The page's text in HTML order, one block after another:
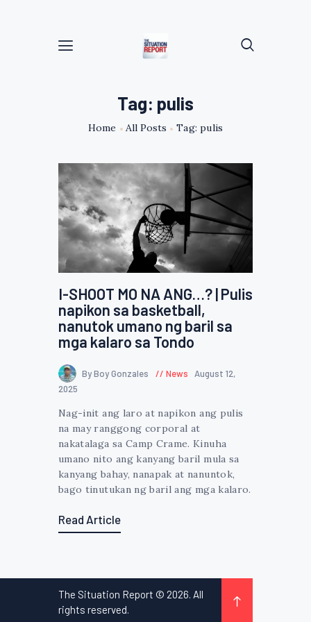
Tag: pulis
Home All Posts Tag: pulis
I-SHOOT MO NA ANG…? | Pulis
napikon sa basketball,
nanutok umano ng baril sa
mga kalaro sa Tondo
By Boy Gonzales News
August 12,
2025
Nag-init ang laro at napikon ang pulis
na may ranggong corporal at
nakatalaga sa Camp Crame. Kinuha
umano nito ang kanyang baril mula sa
kanyang bahay, nanapak at nanuntok,
bago tinutukan ng baril ang mga kalaro.
Read Article
The Situation Report © 2026. All
rights reserved.